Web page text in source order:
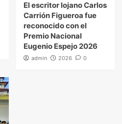
El escritor lojano Carlos
Carrión Figueroa fue
reconocido con el
Premio Nacional
Eugenio Espejo 2026
admin 2026 0